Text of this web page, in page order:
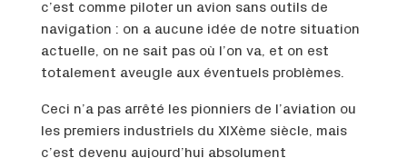
c’est comme piloter un avion sans outils de
navigation : on a aucune idée de notre situation
actuelle, on ne sait pas où l’on va, et on est
totalement aveugle aux éventuels problèmes.
Ceci n’a pas arrêté les pionniers de l’aviation ou
les premiers industriels du XIXème siècle, mais
c’est devenu aujourd’hui absolument